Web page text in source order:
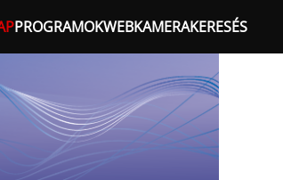
PROGRAMOKWEBKAMERAKERESÉS